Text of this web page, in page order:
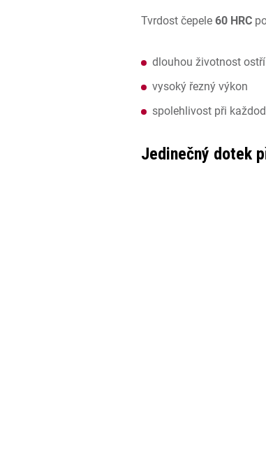
Tvrdost čepele 60 HRC
dlouhou životnost ostří
vysoký řezný výkon
spolehlivost při
Jedinečný dotek